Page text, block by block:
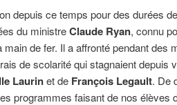
depuis ce temps pour des durées
du ministreClaude Ryan, connu
de fer. Il a affronté pendant des
de scolarité qui stagnaient depuis
Laurinet de François Legault. De
programmes faisant de nos élèves